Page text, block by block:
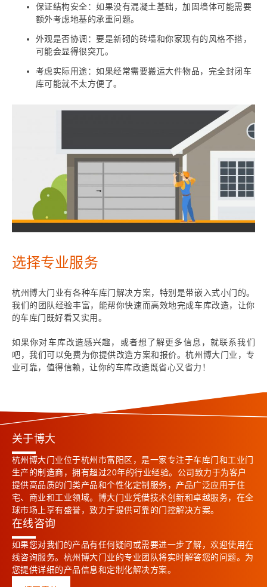
保证结构安全：如果没有混凝土基础，加固墙体可能需要
额外考虑地基的承重问题。
外观是否协调：要是新砌的砖墙和你家现有的风格不搭，
可能会显得很突兀。
考虑实际用途：如果经常需要搬运大件物品，完全封闭车
库可能就不太方便了。
选择专业服务
杭州博大门业有各种车库门解决方案，特别是带嵌入式小门的。
我们的团队经验丰富，能帮你快速而高效地完成车库改造，让你
的车库门既好看又实用。
如果你对车库改造感兴趣，或者想了解更多信息，就联系我们
吧，我们可以免费为你提供改造方案和报价。杭州博大门业，专
业可靠，值得信赖，让你的车库改造既省心又省力！
关于博大
杭州博大门业位于杭州市富阳区，是一家专注于车库门和工业门
生产的制造商，拥有超过20年的行业经验。公司致力于为客户
提供高品质的门类产品和个性化定制服务，产品广泛应用于住
宅、商业和工业领域。博大门业凭借技术创新和卓越服务，在全
球市场上享有盛誉，致力于提供可靠的门控解决方案。
在线咨询
如果您对我们的产品有任何疑问或需要进一步了解，欢迎使用在
线咨询服务。杭州博大门业的专业团队将实时解答您的问题。为
您提供详细的产品信息和定制化解决方案。